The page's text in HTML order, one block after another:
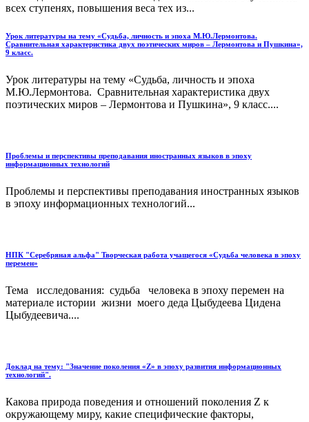
всех ступенях, повышения веса тех из...
Урок литературы на тему «Судьба, личность и эпоха М.Ю.Лермонтова.
Сравнительная характеристика двух поэтических миров – Лермонтова и Пушкина»,
9 класс.
Урок литературы на тему «Судьба, личность и эпоха
М.Ю.Лермонтова. Сравнительная характеристика двух
поэтических миров – Лермонтова и Пушкина», 9 класс....
Проблемы и перспективы преподавания иностранных языков в эпоху
информационных технологий
Проблемы и перспективы преподавания иностранных языков
в эпоху информационных технологий...
НПК "Серебряная альфа" Творческая работа учащегося «Судьба человека в эпоху
перемен»
Тема исследования: судьба человека в эпоху перемен на
материале истории жизни моего деда Цыбудеева Цидена
Цыбудеевича....
Доклад на тему: "Значение поколения «Z» в эпоху развития информационных
технологий".
Какова природа поведения и отношений поколения Z к
окружающему миру, какие специфические факторы,